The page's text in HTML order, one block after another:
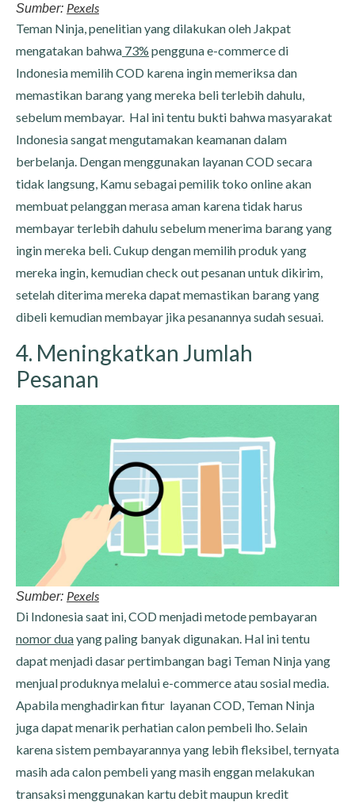
Sumber: Pexels
Teman Ninja, penelitian yang dilakukan oleh Jakpat
mengatakan bahwa 73% pengguna e-commerce di
Indonesia memilih COD karena ingin memeriksa dan
memastikan barang yang mereka beli terlebih dahulu,
sebelum membayar. Hal ini tentu bukti bahwa masyarakat
Indonesia sangat mengutamakan keamanan dalam
berbelanja. Dengan menggunakan layanan COD secara
tidak langsung, Kamu sebagai pemilik toko online akan
membuat pelanggan merasa aman karena tidak harus
membayar terlebih dahulu sebelum menerima barang yang
ingin mereka beli. Cukup dengan memilih produk yang
mereka ingin, kemudian check out pesanan untuk dikirim,
setelah diterima mereka dapat memastikan barang yang
dibeli kemudian membayar jika pesanannya sudah sesuai.
4. Meningkatkan Jumlah
Pesanan
Sumber: Pexels
Di Indonesia saat ini, COD menjadi metode pembayaran
nomor duayang paling banyak digunakan. Hal ini tentu
dapat menjadi dasar pertimbangan bagi Teman Ninja yang
menjual produknya melalui e-commerce atau sosial media.
Apabila menghadirkan fitur layanan COD, Teman Ninja
juga dapat menarik perhatian calon pembeli lho. Selain
karena sistem pembayarannya yang lebih fleksibel, ternyata
masih ada calon pembeli yang masih enggan melakukan
transaksi menggunakan kartu debit maupun kredit